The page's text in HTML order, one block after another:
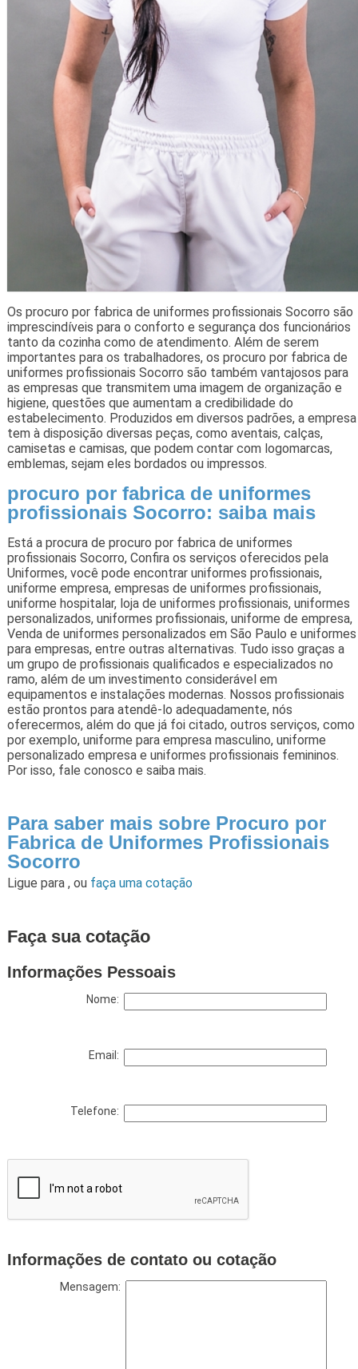
Os procuro por fabrica de uniformes profissionais Socorro são
imprescindíveis para o conforto e segurança dos funcionários
tanto da cozinha como de atendimento. Além de serem
importantes para os trabalhadores, os procuro por fabrica de
uniformes profissionais Socorro são também vantajosos para
as empresas que transmitem uma imagem de organização e
higiene, questões que aumentam a credibilidade do
estabelecimento. Produzidos em diversos padrões, a empresa
tem à disposição diversas peças, como aventais, calças,
camisetas e camisas, que podem contar com logomarcas,
emblemas, sejam eles bordados ou impressos.
procuro por fabrica de uniformes
profissionais Socorro: saiba mais
Está a procura de procuro por fabrica de uniformes
profissionais Socorro, Confira os serviços oferecidos pela
Uniformes, você pode encontrar uniformes profissionais,
uniforme empresa, empresas de uniformes profissionais,
uniforme hospitalar, loja de uniformes profissionais, uniformes
personalizados, uniformes profissionais, uniforme de empresa,
Venda de uniformes personalizados em São Paulo e uniformes
para empresas, entre outras alternativas. Tudo isso graças a
um grupo de profissionais qualificados e especializados no
ramo, além de um investimento considerável em
equipamentos e instalações modernas. Nossos profissionais
estão prontos para atendê-lo adequadamente, nós
oferecermos, além do que já foi citado, outros serviços, como
por exemplo, uniforme para empresa masculino, uniforme
personalizado empresa e uniformes profissionais femininos.
Por isso, fale conosco e saiba mais.
Para saber mais sobre Procuro por
Fabrica de Uniformes Profissionais
Socorro
Ligue para , ou faça uma cotação
Faça sua cotação
Informações Pessoais
Nome:
Email:
Telefone:
Informações de contato ou cotação
Mensagem: